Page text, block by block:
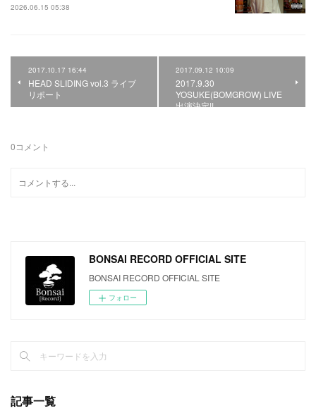
2026.06.15 05:38
2017.10.17 16:44
HEAD SLIDING vol.3 ライブ
リポート
2017.09.12 10:09
2017.9.30
YOSUKE(BOMGROW) LIVE
出演決定!!
0コメント
BONSAI RECORD OFFICIAL SITE
BONSAI RECORD OFFICIAL SITE
フォロー
記事一覧